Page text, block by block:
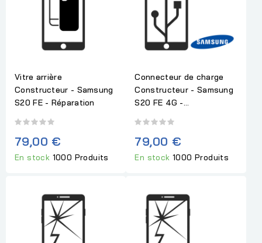
Vitre arrière
Constructeur - Samsung
S20 FE - Réparation
79,00 €
En stock 1000 Produits
Connecteur de charge
Constructeur - Samsung
S20 FE 4G -...
79,00 €
En stock1000 Produits